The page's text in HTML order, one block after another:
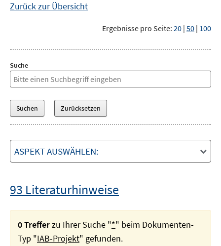
Zurück zur Übersicht
Ergebnisse pro Seite: 20 | 50 | 100
Suche
ASPEKT AUSWÄHLEN:
93 Literaturhinweise
0 Trefferzu Ihrer Suche "*" beim Dokumenten-
Typ "IAB-Projekt" gefunden.